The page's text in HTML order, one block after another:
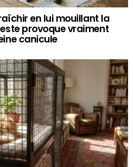
en lui mouillant la
provoque vraiment
canicule